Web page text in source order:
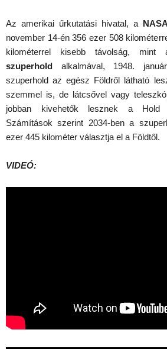
Az amerikai űrkutatási hivatal, a NASA
november 14-én 356 ezer 508
kilométerrel kisebb távolság, mint
szuperhold alkalmával, 1948.
szuperhold az egész Földről látható
szemmel is, de látcsővel vagy
jobban kivehetők lesznek a Hold
Számítások szerint 2034-ben a
ezer 445 kilométer választja el a Földtől.
VIDEÓ: